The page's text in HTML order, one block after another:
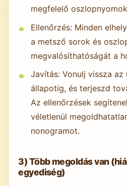
megfelelő
Ellenőrzés: Minden
a metsző sorok és
megvalósíthatóságát a
Javítás: Vonulj vissza
állapotig, és terjeszd
Az ellenőrzések
véletlenül
nonogramot.
3) Több megoldás van
egyediség)